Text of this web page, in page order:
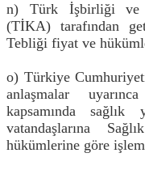
n) Türk İşbirliği ve
(TİKA) tarafından
Tebliği fiyat ve
o) Türkiye
anlaşmalar
kapsamında
vatandaşlarına
hükümlerine göre